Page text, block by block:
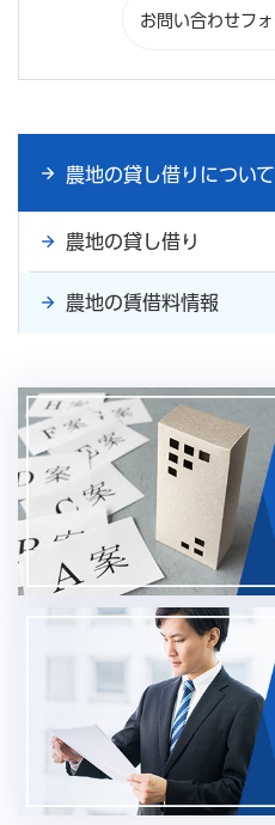
農地の貸し借りについて
農地の貸し借り
農地の賃借料情報